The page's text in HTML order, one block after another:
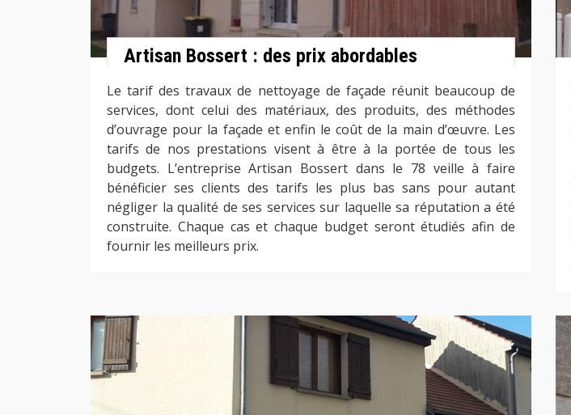
Artisan Bossert : des prix abordables
Le tarif des travaux de nettoyage de façade réunit beaucoup de
services, dont celui des matériaux, des produits, des méthodes
d’ouvrage pour la façade et enfin le coût de la main d’œuvre. Les
tarifs de nos prestations visent à être à la portée de tous les
budgets. L’entreprise Artisan Bossert dans le 78 veille à faire
bénéficier ses clients des tarifs les plus bas sans pour autant
négliger la qualité de ses services sur laquelle sa réputation a été
construite. Chaque cas et chaque budget seront étudiés afin de
fournir les meilleurs prix.